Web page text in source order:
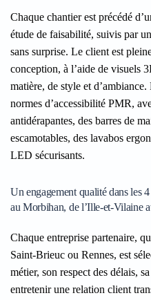
Chaque chantier est précédé
étude de faisabilité, suivis par
sans surprise. Le client est
conception, à l’aide de visuels
matière, de style et
normes d’accessibilité PMR,
antidérapantes, des barres de
escamotables, des lavabos
LED sécurisants.
Un engagement qualité dans les
au Morbihan, de l’Ille-et-Vilaine
Chaque entreprise partenaire,
Saint-Brieuc ou Rennes, est
métier, son respect des délais,
entretenir une relation client